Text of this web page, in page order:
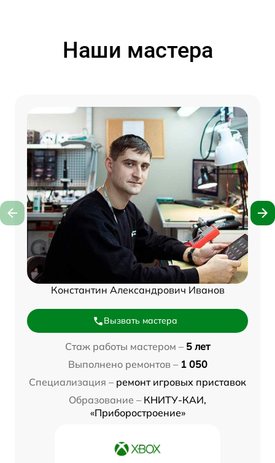
Наши мастера
Константин Александрович Иванов
Вызвать мастера
Стаж работы мастером – 5 лет
Выполнено ремонтов – 1 050
Специализация – ремонт игровых приставок
Образование – КНИТУ-КАИ,
«Приборостроение»